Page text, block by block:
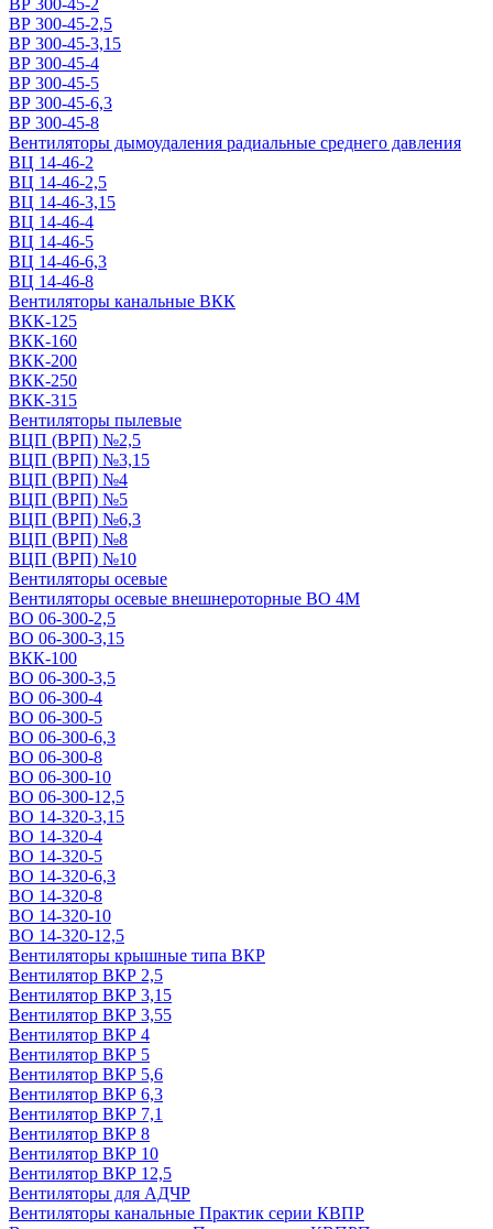
ВР 300-45-2
ВР 300-45-2,5
ВР 300-45-3,15
ВР 300-45-4
ВР 300-45-5
ВР 300-45-6,3
ВР 300-45-8
Вентиляторы дымоудаления радиальные среднего давления
ВЦ 14-46-2
ВЦ 14-46-2,5
ВЦ 14-46-3,15
ВЦ 14-46-4
ВЦ 14-46-5
ВЦ 14-46-6,3
ВЦ 14-46-8
Вентиляторы канальные ВКК
ВКК-125
ВКК-160
ВКК-200
ВКК-250
ВКК-315
Вентиляторы пылевые
ВЦП (ВРП) №2,5
ВЦП (ВРП) №3,15
ВЦП (ВРП) №4
ВЦП (ВРП) №5
ВЦП (ВРП) №6,3
ВЦП (ВРП) №8
ВЦП (ВРП) №10
Вентиляторы осевые
Вентиляторы осевые внешнероторные ВО 4М
ВО 06-300-2,5
ВО 06-300-3,15
ВКК-100
ВО 06-300-3,5
ВО 06-300-4
ВО 06-300-5
ВО 06-300-6,3
ВО 06-300-8
ВО 06-300-10
ВО 06-300-12,5
ВО 14-320-3,15
ВО 14-320-4
ВО 14-320-5
ВО 14-320-6,3
ВО 14-320-8
ВО 14-320-10
ВО 14-320-12,5
Вентиляторы крышные типа ВКР
Вентилятор ВКР 2,5
Вентилятор ВКР 3,15
Вентилятор ВКР 3,55
Вентилятор ВКР 4
Вентилятор ВКР 5
Вентилятор ВКР 5,6
Вентилятор ВКР 6,3
Вентилятор ВКР 7,1
Вентилятор ВКР 8
Вентилятор ВКР 10
Вентилятор ВКР 12,5
Вентиляторы для АДЧР
Вентиляторы канальные Практик серии КВПР